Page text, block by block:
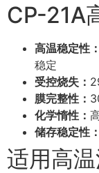
CP-21A
高温稳定性：
稳定
受控烧失：
膜完整性：
化学惰性：
储存稳定性：
适用高